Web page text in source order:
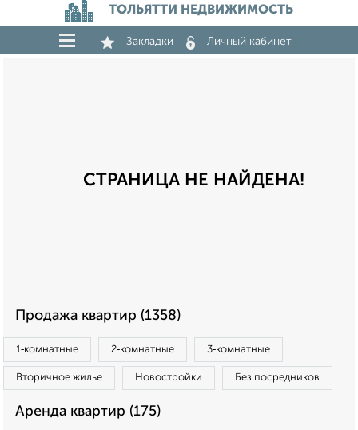
ТОЛЬЯТТИ НЕДВИЖИМОСТЬ
Закладки Личный кабинет
СТРАНИЦА НЕ НАЙДЕНА!
Продажа квартир (1358)
1‑комнатные 2‑комнатные 3‑комнатные
Вторичное жилье Новостройки Без посредников
Аренда квартир (175)